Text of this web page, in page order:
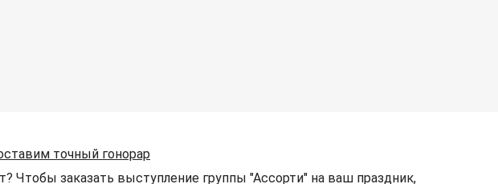
точный гонорар
Чтобы заказать выступление группы "Ассорти" на ваш праздник,